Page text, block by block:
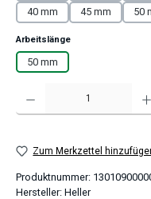
40 mm
45 mm 50
Arbeitslängeauswählen
50 mm
Produkt Anzahl: Gib den
Zum Merkzettel
Produktnummer:
Hersteller: Heller